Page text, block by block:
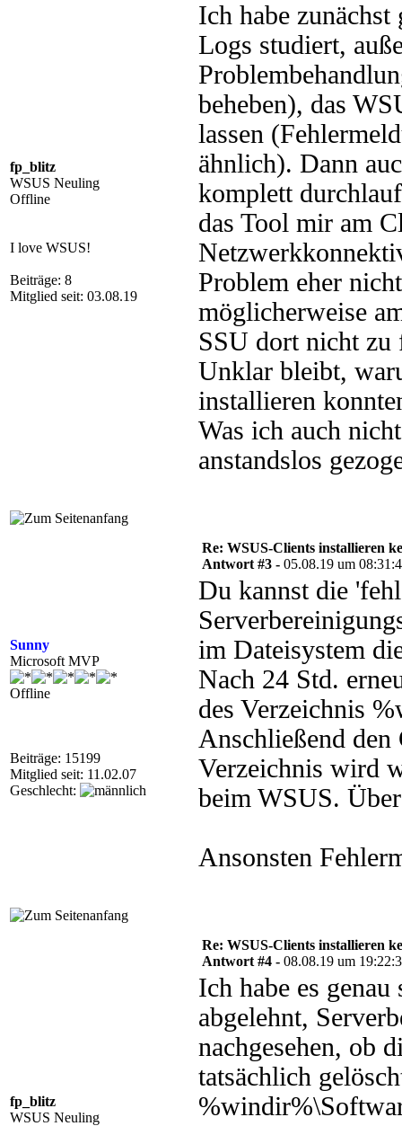
fp_blitz
WSUS Neuling
Offline
I love WSUS!
Beiträge: 8
Mitglied seit: 03.08.19
Ich habe
Logs studiert,
beheben), das
lassen
ähnlich). Dann
komplett
das Tool mir am
Problem eher
möglicherweise
SSU dort nicht zu
Unklar bleibt,
installieren
Was ich auch
anstandslos
Sunny
Microsoft MVP
Offline
Beiträge: 15199
Mitglied seit: 11.02.07
Geschlecht:
Re: WSUS-Clients installieren
Antwort #3 - 05.08.19 um
Du kannst die
im Dateisystem
Nach 24 Std.
des Verzeichnis
Anschließend den
Verzeichnis wird
beim WSUS.
Ansonsten
fp_blitz
WSUS Neuling
Re: WSUS-Clients installieren
Antwort #4 - 08.08.19 um
Ich habe es
abgelehnt,
nachgesehen, ob
tatsächlich